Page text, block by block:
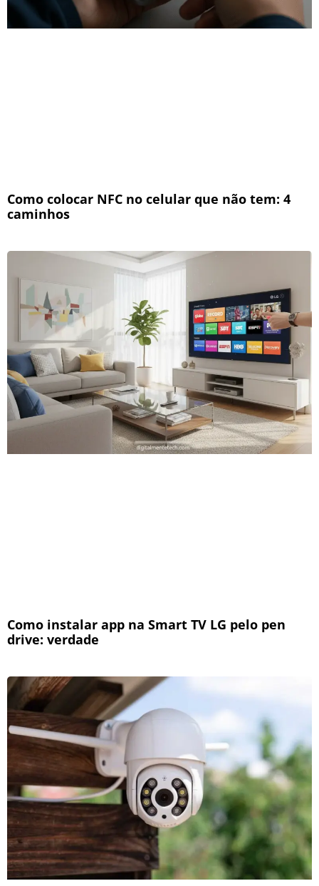
Como colocar NFC no celular que não tem: 4
caminhos
Como instalar app na Smart TV LG pelo pen
drive: verdade